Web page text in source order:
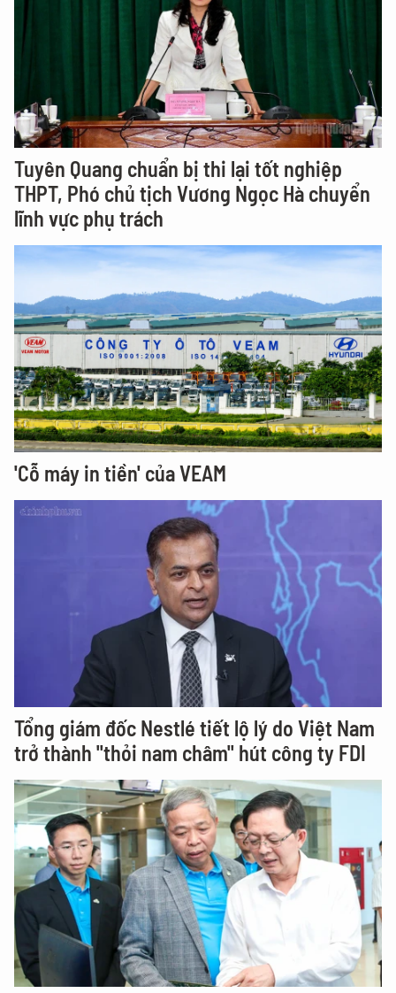
Tuyên Quang chuẩn bị thi lại tốt nghiệp
THPT, Phó chủ tịch Vương Ngọc Hà chuyển
lĩnh vực phụ trách
'Cỗ máy in tiền' của VEAM
Tổng giám đốc Nestlé tiết lộ lý do Việt Nam
trở thành "thỏi nam châm" hút công ty FDI